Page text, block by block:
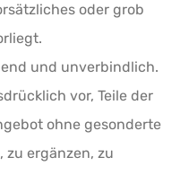
oder grob
und unverbindlich.
vor, Teile der
ohne gesonderte
ergänzen, zu